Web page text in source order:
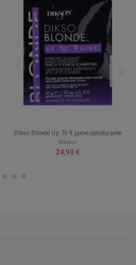
Dikso Blonde Up To 9 polvo decolorante
Dikson
24,90 €